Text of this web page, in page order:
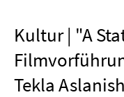
Kultur | "A
Tekla